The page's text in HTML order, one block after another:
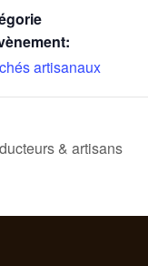
artisanaux
& artisans